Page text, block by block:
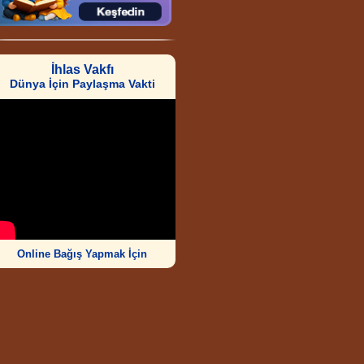
İhlas Vakfı
Dünya İçin Paylaşma Vakti
Online Bağış Yapmak İçin